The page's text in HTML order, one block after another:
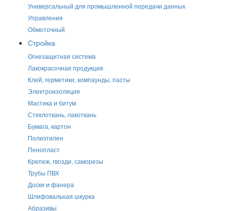
Универсальный для промышленной передачи данных
Управления
Обмоточный
Стройка
Огнезащитная система
Лакокрасочная продукция
Клей, герметики, компаунды, пасты
Электроизоляция
Мастика и битум
Стеклоткань, лакоткань
Бумага, картон
Полиэтилен
Пенопласт
Крепеж, гвозди, саморезы
Трубы ПВХ
Доски и фанера
Шлифовальная шкурка
Абразивы